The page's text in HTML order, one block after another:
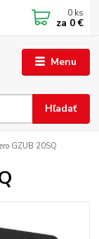
Menu
Hľadať
0 ks
za 0 €
GZUB 20SQ